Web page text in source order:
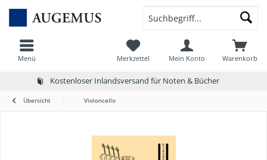
Kostenloser Inlandsversand für Noten & Bücher
Menü Warenkorb
Merkzettel Mein Konto
Übersicht Violoncello